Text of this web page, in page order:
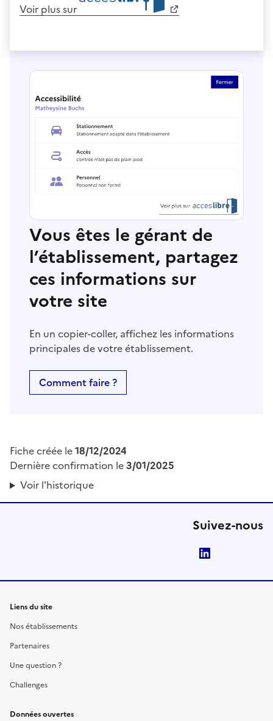
Voir plus sur
Vous êtes le gérant de
l’établissement, partagez
ces informations sur
votre site
En un copier-coller, affichez les informations
principales de votre établissement.
Comment faire ?
Fiche créée le18/12/2024
Dernière confirmation le3/01/2025
Voir l'historique
Suivez-nous
Liens du site
Nos établissements
Partenaires
Une question ?
Challenges
Données ouvertes